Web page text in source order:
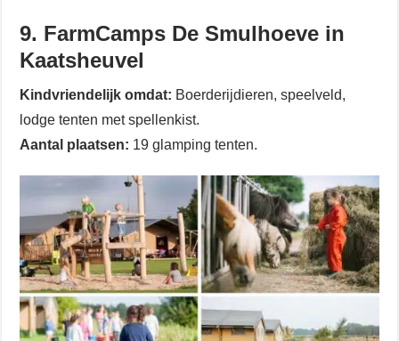
9. FarmCamps De Smulhoeve in
Kaatsheuvel
Kindvriendelijk omdat: Boerderijdieren, speelveld,
lodge tenten met spellenkist.
Aantal plaatsen: 19 glamping tenten.